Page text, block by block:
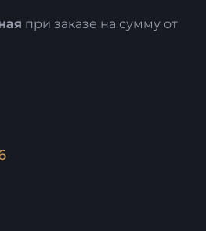
при заказе на сумму от